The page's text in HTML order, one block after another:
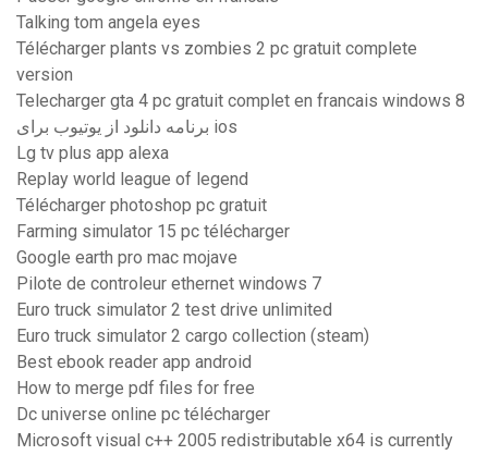
Talking tom angela eyes
Télécharger plants vs zombies 2 pc gratuit complete
version
Telecharger gta 4 pc gratuit complet en francais windows 8
برنامه دانلود از یوتیوب برای ios
Lg tv plus app alexa
Replay world league of legend
Télécharger photoshop pc gratuit
Farming simulator 15 pc télécharger
Google earth pro mac mojave
Pilote de controleur ethernet windows 7
Euro truck simulator 2 test drive unlimited
Euro truck simulator 2 cargo collection (steam)
Best ebook reader app android
How to merge pdf files for free
Dc universe online pc télécharger
Microsoft visual c++ 2005 redistributable x64 is currently